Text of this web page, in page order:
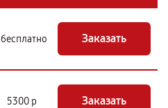
бесплатно Заказать
5300 р Заказать